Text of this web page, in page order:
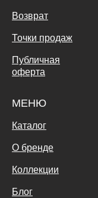
Возврат
Точки продаж
Публичная
оферта
МЕНЮ
Каталог
О бренде
Коллекции
Блог